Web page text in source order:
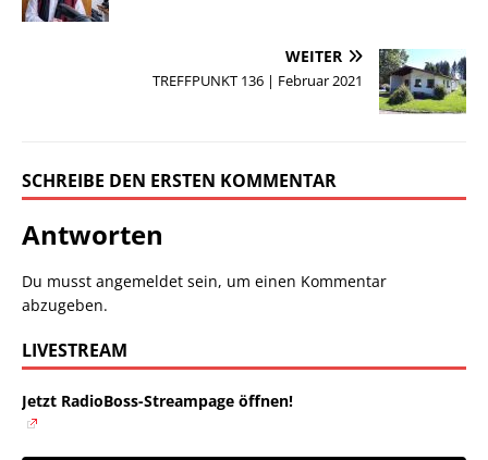
WEITER
TREFFPUNKT 136 | Februar 2021
SCHREIBE DEN ERSTEN KOMMENTAR
Antworten
Du musst angemeldet sein, um einen Kommentar
abzugeben.
LIVESTREAM
Jetzt RadioBoss-Streampage öffnen!